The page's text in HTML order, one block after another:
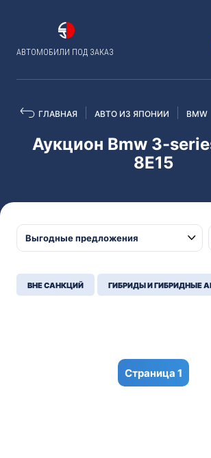
АВТОМОБИЛИ ПОД ЗАКАЗ
ГЛАВНАЯ АВТО ИЗ ЯПОНИИ BMW
Аукцион Bmw 3-
8E15
ВНЕ САНКЦИЙ ГИБРИДЫ И ГИБРИДНЫЕ
1